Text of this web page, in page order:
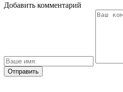
Добавить комментарий